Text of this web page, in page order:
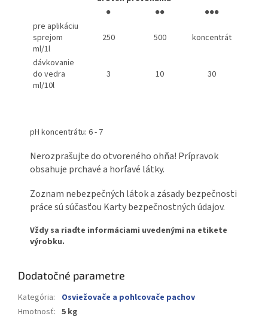
●
●●
●●●
pre aplikáciu
sprejom
ml/1l
250 500 koncentrát
dávkovanie
do vedra
ml/10l
3 10 30
pH koncentrátu: 6 - 7
Nerozprašujte do otvoreného ohňa! Prípravok
obsahuje prchavé a horľavé látky.
Zoznam nebezpečných látok a zásady bezpečnosti
práce sú súčasťou Karty bezpečnostných údajov.
Vždy sa riaďte informáciami uvedenými na etikete
výrobku.
Dodatočné parametre
Kategória:
Osviežovače a pohlcovače pachov
Hmotnosť: 5 kg